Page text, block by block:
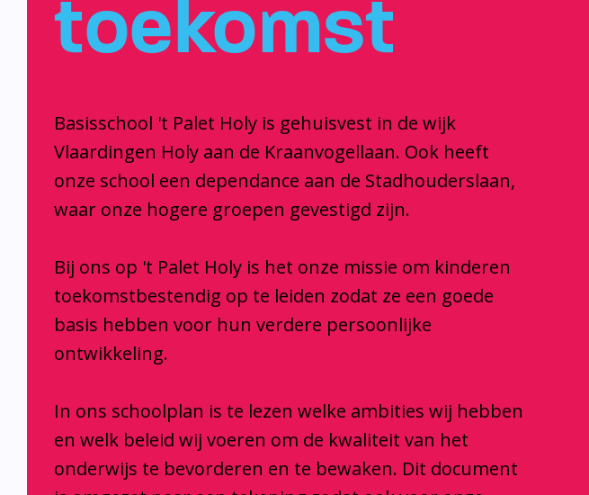
toekomst
Basisschool 't Palet Holy is gehuisvest in de wijk
Vlaardingen Holy aan de Kraanvogellaan. Ook heeft
onze school een dependance aan de Stadhouderslaan,
waar onze hogere groepen gevestigd zijn.
Bij ons op 't Palet Holy is het onze missie om kinderen
toekomstbestendig op te leiden zodat ze een goede
basis hebben voor hun verdere persoonlijke
ontwikkeling.
In ons schoolplan is te lezen welke ambities wij hebben
en welk beleid wij voeren om de kwaliteit van het
onderwijs te bevorderen en te bewaken. Dit document